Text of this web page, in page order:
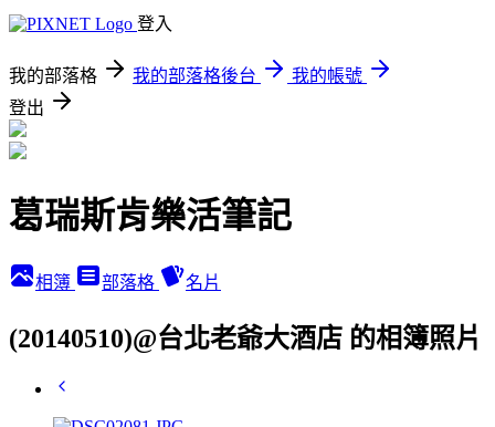
登入
我的部落格 我的部落格後台
我的帳號
登出
葛瑞斯肯樂活筆記
相簿 部落格 名片
(20140510)@台北老爺大酒店 的相簿照片